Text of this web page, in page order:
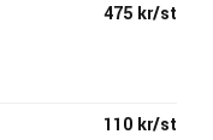
& ett sound som
475 kr/st
110 kr/st